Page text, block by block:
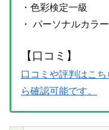
・色彩検定一級
・ パーソナルカラ
【口コミ】
口コミや評判はこ
ら確認可能です。